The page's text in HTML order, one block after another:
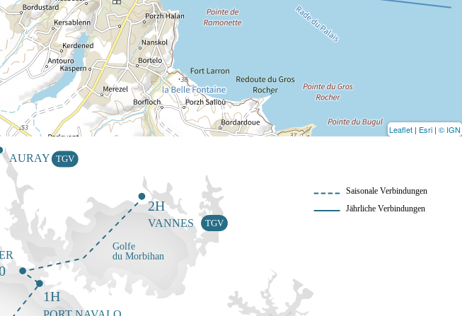
Leaflet | Esri | © IGN